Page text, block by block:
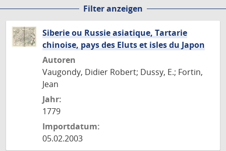
Filter anzeigen
Siberie ou Russie asiatique, Tartarie
chinoise, pays des Eluts et isles du Japon
Autoren
Vaugondy, Didier Robert; Dussy, E.; Fortin,
Jean
Jahr:
1779
Importdatum:
05.02.2003